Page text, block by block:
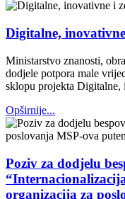
Digitalne,
Ministarstvo znanosti,
dodjele potpora male
sklopu projekta Digitalne,
Opširnije...
Poziv za dodjelu
organizacija za